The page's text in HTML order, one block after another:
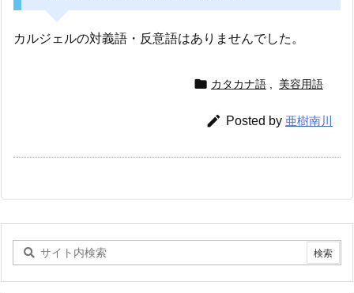
カルジェルの対義語・反意語はありませんでした。
 カタカナ語 美容用語
 Posted by 亜樹南川